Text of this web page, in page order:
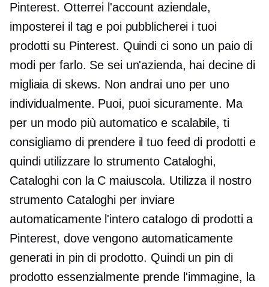
Pinterest. Otterrei l'account aziendale,
imposterei il tag e poi pubblicherei i tuoi
prodotti su Pinterest. Quindi ci sono un paio di
modi per farlo. Se sei un'azienda, hai decine di
migliaia di skews. Non andrai uno per uno
individualmente. Puoi, puoi sicuramente. Ma
per un modo più automatico e scalabile, ti
consigliamo di prendere il tuo feed di prodotti e
quindi utilizzare lo strumento Cataloghi,
Cataloghi con la C maiuscola. Utilizza il nostro
strumento Cataloghi per inviare
automaticamente l'intero catalogo di prodotti a
Pinterest, dove vengono automaticamente
generati in pin di prodotto. Quindi un pin di
prodotto essenzialmente prende l'immagine, la